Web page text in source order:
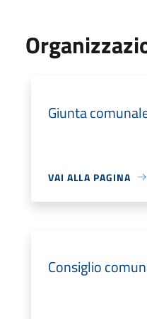
Giunta
VAI ALLA PAGINA
Consiglio